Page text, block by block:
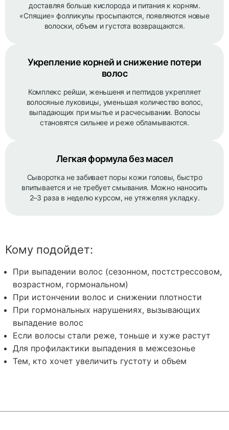
доставляя больше кислорода и питания к корням.
«Спящие» фолликулы просыпаются, появляются новые
волоски, объем и густота возвращаются.
Укрепление корней и снижение потери
волос
Комплекс рейши, женьшеня и пептидов укрепляет
волосяные луковицы, уменьшая количество волос,
выпадающих при мытье и расчесывании. Волосы
становятся сильнее и реже обламываются.
Легкая формула без масел
Сыворотка не забивает поры кожи головы, быстро
впитывается и не требует смывания. Можно наносить
2–3 раза в неделю курсом, не утяжеляя укладку.
Кому подойдет:
При выпадении волос (сезонном, постстрессовом,
возрастном, гормональном)
При истончении волос и снижении плотности
При гормональных нарушениях, вызывающих
выпадение волос
Если волосы стали реже, тоньше и хуже растут
Для профилактики выпадения в межсезонье
Тем, кто хочет увеличить густоту и объем